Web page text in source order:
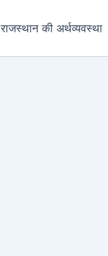
राजस्थान की अर्थव्यवस्था